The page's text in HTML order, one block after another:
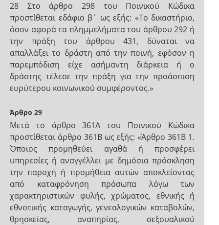
28 Στο άρθρο 298 του Ποινικού Κώδικα
προστίθεται εδάφιο β΄ ως εξής: «Το δικαστήριο,
όσον αφορά τα πλημμελήματα του άρθρου 292 ή
την πράξη του άρθρου 431, δύναται να
απαλλάξει το δράστη από την ποινή, εφόσον η
παρεμπόδιση είχε ασήμαντη διάρκεια ή ο
δράστης τέλεσε την πράξη για την προάσπιση
ευρύτερου κοινωνικού συμφέροντος.»
Άρθρο 29
Μετά το άρθρο 361Α του Ποινικού Κώδικα
προστίθεται άρθρο 361Β ως εξής: «Άρθρο 361Β 1.
Όποιος προμηθεύει αγαθά ή προσφέρει
υπηρεσίες ή αναγγέλλει με δημόσια πρόσκληση
την παροχή ή προμήθεια αυτών αποκλείοντας
από καταφρόνηση πρόσωπα λόγω των
χαρακτηριστικών φυλής, χρώματος, εθνικής ή
εθνοτικής καταγωγής, γενεαλογικών καταβολών,
θρησκείας, αναπηρίας, σεξουαλικού